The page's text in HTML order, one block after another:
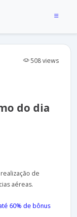
508 views
do dia
de
aéreas.
60% de bônus